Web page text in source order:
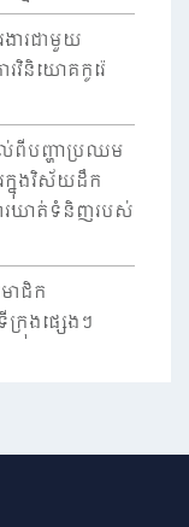
ងារជាមួយ
រវិនិយោគកូរ៉េ
យល់ពីបញ្ហាប្រឈម
ក្នុងវិស័យដឹក
ារឃាត់ទំនិញរបស់
ាជិក
រុងផ្សេងៗ